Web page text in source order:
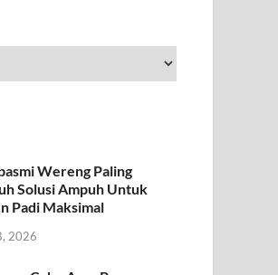
Wereng Paling
Solusi Ampuh Untuk
Padi Maksimal
2026